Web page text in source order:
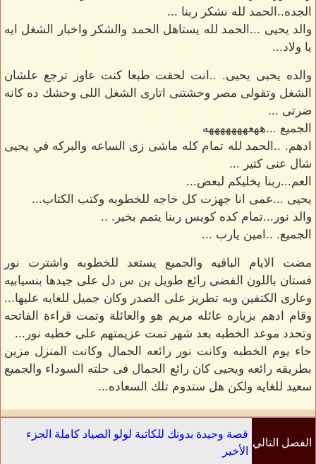
الجده..الحمد لله نشكر ربنا ...
والد يحيى ...الحمد لله يستاهل الحمد والشكر واخبار الشغل ايه
يا ولاد...
والده يحبى يحيى. ..انت لحقت طبعا كنت عاوز ترجع علشان
الشغل وتقولى مصر وحشتنى اتارى الشغل اللى وحشك ده كانه
ضرتى ...
الجميع ...ههعهههههههه
ادهم. ..الحمد لله تمام كله ماشى زى الساعه والبركه في يحيى
شال عنى كتير ...
العم...ربنا يخليكم لبعض...
يحيى ...عمى انا جهزت كل خاجه للخطوبه وكتب الكتاب...
والد نور...تمام كده كويس ربنا يتمم بخير. ..
الجميع. ..امين يارب ...
مضت الايام الباقيه والجميع يستعد للخطوبه واشترت نور
فستان باللون الفضى رائع طويل ين س دل على جيدها بنسيابيه
وعارى الكتفين وبه تطريز على الصدر وكان جميل للغايه عليها...
وقام ادهم بزياره عائله مريم هو والعائلة وتمت قراءة الفاتحه
وتحدد موعد الخطبه بعد شهر تمت عزيمتهم على خطبه نور...
حاء يوم الخطبه وكانت نور رائعه الجمال وكانت المنزل مزين
بطريقه رائعه ويحيى كان رائع الجمال فى حلته السوداء والجميع
سعيد للغايه ولكن هل ستدوم تلك السعاده...
الفصل التالي
قصة وحيدة بدونك للكاتبة لولو الصياد كاملة الجزء
الأخير